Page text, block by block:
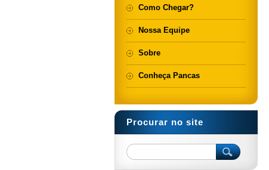
Como Chegar?
Nossa Equipe
Sobre
Conheça Pancas
Procurar no site